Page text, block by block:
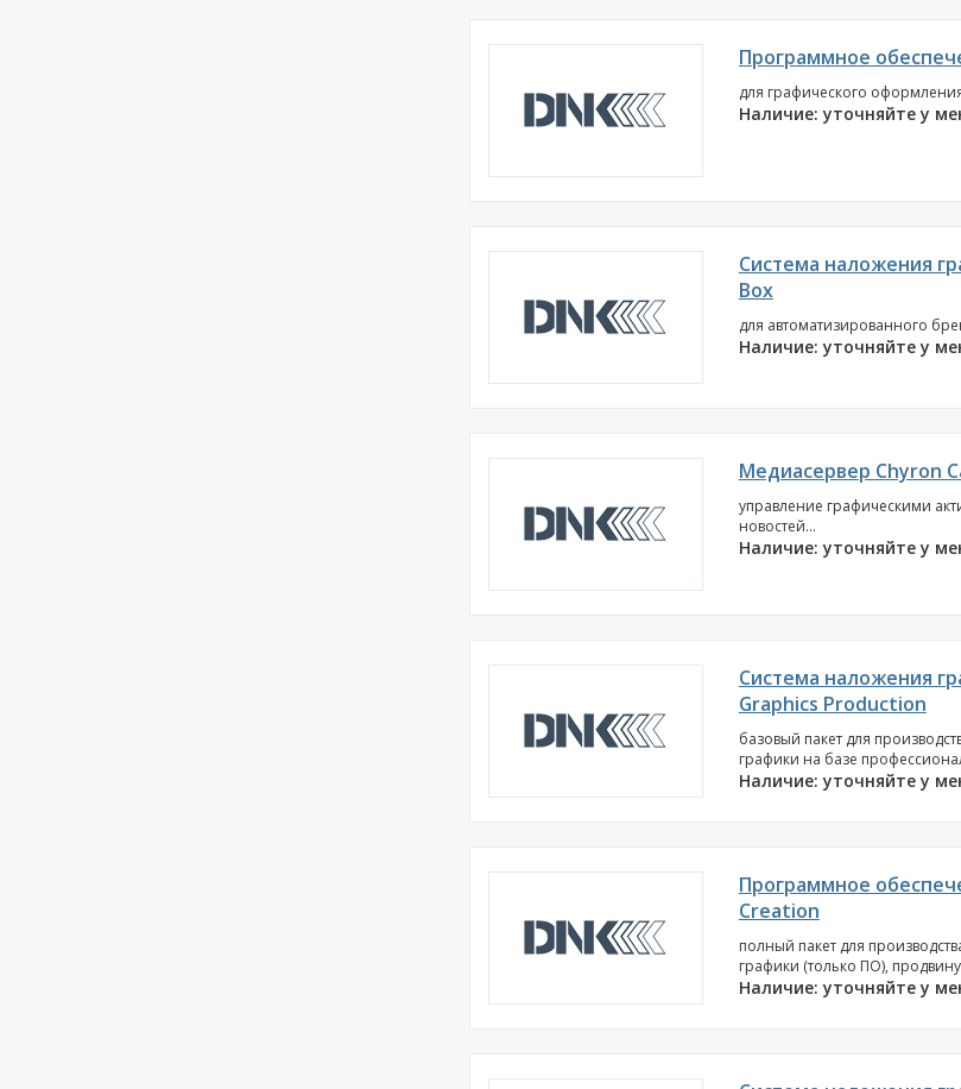
Программное
для графического
Наличие: уточняйте у
Система наложения
Box
для автоматизированного
Наличие: уточняйте у
Медиасервер Chyron
управление графическими
новостей...
Наличие: уточняйте у
Система наложения
Graphics Production
базовый пакет для
графики на базе
Наличие: уточняйте у
Программное
Creation
полный пакет для
графики (только ПО),
Наличие: уточняйте у